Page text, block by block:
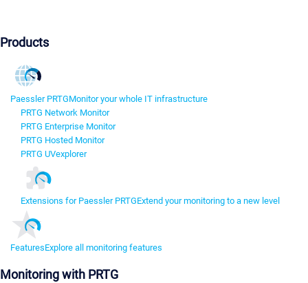
Products
Paessler PRTGMonitor your whole IT infrastructure
PRTG Network Monitor
PRTG Enterprise Monitor
PRTG Hosted Monitor
PRTG UVexplorer
Extensions for Paessler PRTGExtend your monitoring to a new level
FeaturesExplore all monitoring features
Monitoring with PRTG